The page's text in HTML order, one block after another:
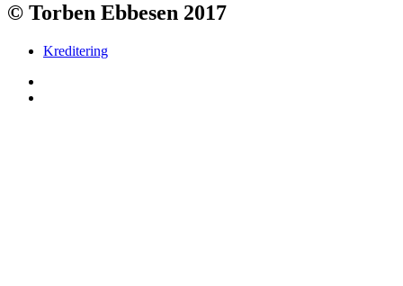
© Torben Ebbesen 2017
Kreditering